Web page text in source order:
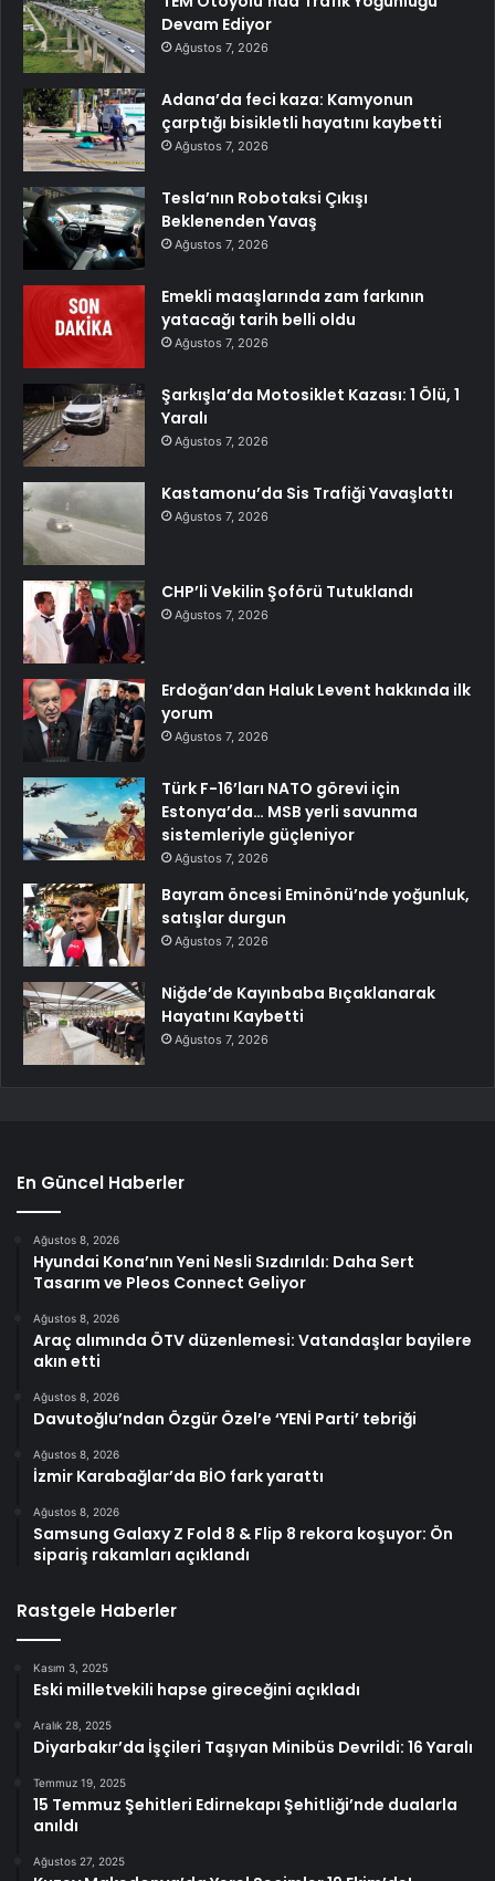
Devam Ediyor
Ağustos 7, 2026
Adana’da feci kaza: Kamyonun
çarptığı bisikletli hayatını kaybetti
Ağustos 7, 2026
Tesla’nın Robotaksi Çıkışı
Beklenenden Yavaş
Ağustos 7, 2026
Emekli maaşlarında zam farkının
yatacağı tarih belli oldu
Ağustos 7, 2026
Şarkışla’da Motosiklet Kazası: 1 Ölü, 1
Yaralı
Ağustos 7, 2026
Kastamonu’da Sis Trafiği Yavaşlattı
Ağustos 7, 2026
CHP’li Vekilin Şoförü Tutuklandı
Ağustos 7, 2026
Erdoğan’dan Haluk Levent hakkında ilk
yorum
Ağustos 7, 2026
Türk F-16’ları NATO görevi için
Estonya’da… MSB yerli savunma
sistemleriyle güçleniyor
Ağustos 7, 2026
Bayram öncesi Eminönü’nde yoğunluk,
satışlar durgun
Ağustos 7, 2026
Niğde’de Kayınbaba Bıçaklanarak
Hayatını Kaybetti
Ağustos 7, 2026
En Güncel Haberler
Ağustos 8, 2026
Hyundai Kona’nın Yeni Nesli Sızdırıldı: Daha Sert
Tasarım ve Pleos Connect Geliyor
Ağustos 8, 2026
Araç alımında ÖTV düzenlemesi: Vatandaşlar bayilere
akın etti
Ağustos 8, 2026
Davutoğlu’ndan Özgür Özel’e ‘YENİ Parti’ tebriği
Ağustos 8, 2026
İzmir Karabağlar’da BİO fark yarattı
Ağustos 8, 2026
Samsung Galaxy Z Fold 8 & Flip 8 rekora koşuyor: Ön
sipariş rakamları açıklandı
Rastgele Haberler
Kasım 3, 2025
Eski milletvekili hapse gireceğini açıkladı
Aralık 28, 2025
Diyarbakır’da İşçileri Taşıyan Minibüs Devrildi: 16 Yaralı
Temmuz 19, 2025
15 Temmuz Şehitleri Edirnekapı Şehitliği’nde dualarla
anıldı
Ağustos 27, 2025